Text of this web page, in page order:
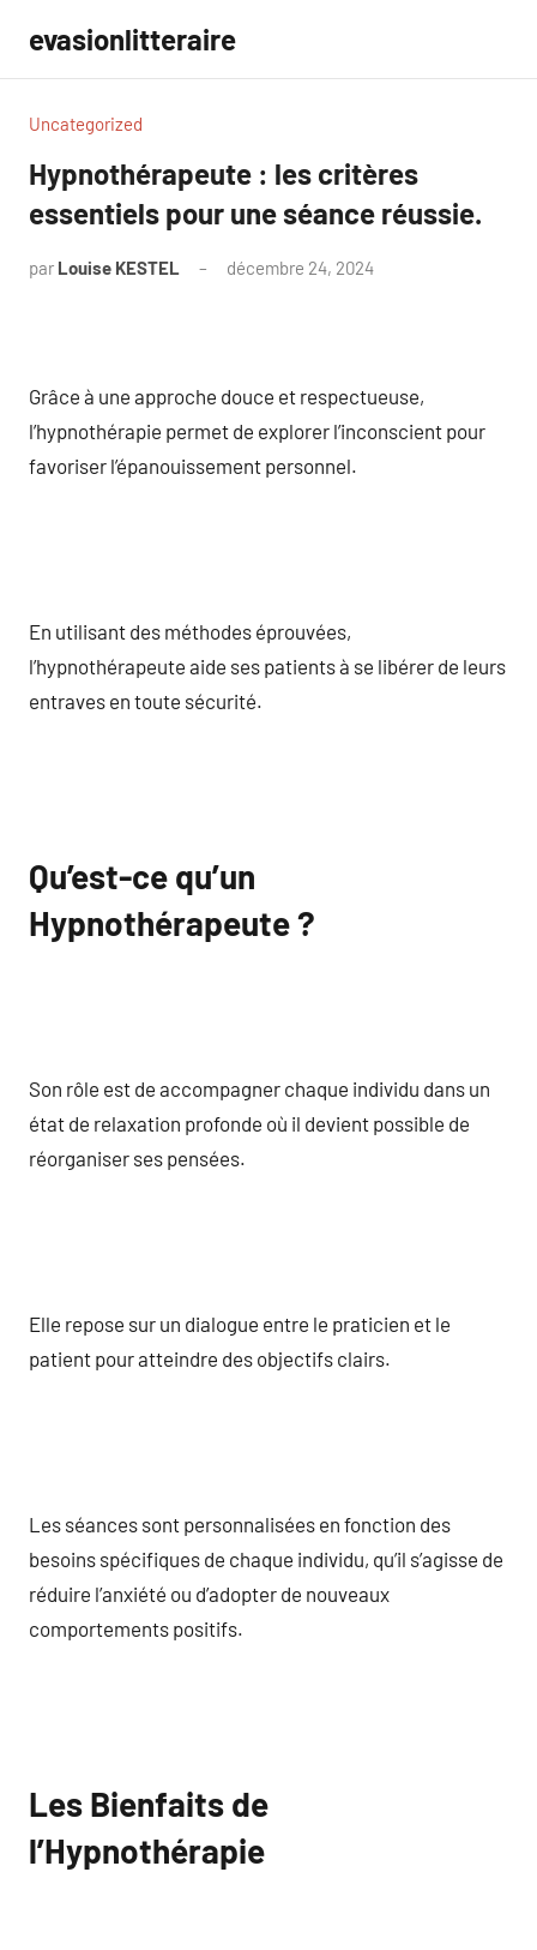
contenu
evasionlitteraire
Uncategorized
Hypnothérapeute : les critères
essentiels pour une séance réussie.
par Louise KESTEL décembre 24, 2024
Grâce à une approche douce et respectueuse,
l’hypnothérapie permet de explorer l’inconscient pour
favoriser l’épanouissement personnel.
En utilisant des méthodes éprouvées,
l’hypnothérapeute aide ses patients à se libérer de leurs
entraves en toute sécurité.
Qu’est-ce qu’un
Hypnothérapeute ?
Son rôle est de accompagner chaque individu dans un
état de relaxation profonde où il devient possible de
réorganiser ses pensées.
Elle repose sur un dialogue entre le praticien et le
patient pour atteindre des objectifs clairs.
Les séances sont personnalisées en fonction des
besoins spécifiques de chaque individu, qu’il s’agisse de
réduire l’anxiété ou d’adopter de nouveaux
comportements positifs.
Les Bienfaits de
l’Hypnothérapie